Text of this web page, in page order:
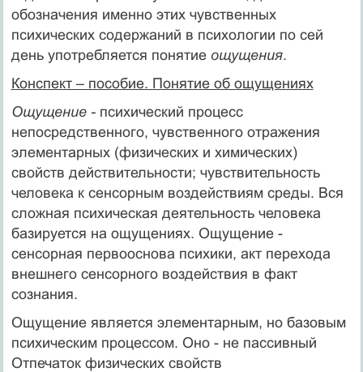
обозначения именно этих чувственных
психических содержаний в психологии по сей
день употребляется понятие ощущения.
Конспект – пособие. Понятие об ощущениях
Ощущение - психический процесс
непосредственного, чувственного отражения
элементарных (физических и химических)
свойств действительности; чувствительность
человека к сенсорным воздействиям среды. Вся
сложная психическая деятельность человека
базируется на ощущениях. Ощущение -
сенсорная первооснова психики, акт перехода
внешне­го сенсорного воздействия в факт
сознания.
Ощущение является элементарным, но базовым
психическим процессом. Оно - не пассивный
Отпечаток физических свойств